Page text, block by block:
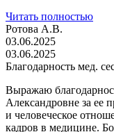
Читать полностью
Ротова А.В.
03.06.2025
03.06.2025
Благодарность мед.
Выражаю
Александровне за ее
и человеческое
кадров в медицине.